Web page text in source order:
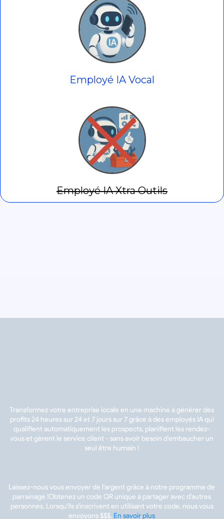
Employé IA Vocal
Employé IA Xtra Outils
Transformez votre entreprise locale en une machine à générer des
profits 24 heures sur 24 et 7 jours sur 7 grâce à des employés IA qui
qualifient automatiquement les prospects, planifient les rendez-
vous et gèrent le service client - sans avoir besoin d'embaucher un
seul être humain !
Laissez-nous vous envoyer de l'argent grâce à notre programme de
parrainage !Obtenez un code QR unique à partager avec d'autres
personnes. Lorsqu'ils s'inscrivent en utilisant votre code, nous vous
envoyons $$$. En savoir plus